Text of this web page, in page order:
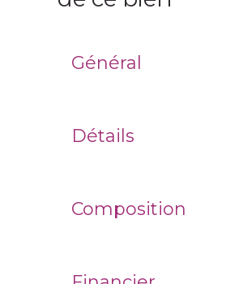
Général
Détails
Composition